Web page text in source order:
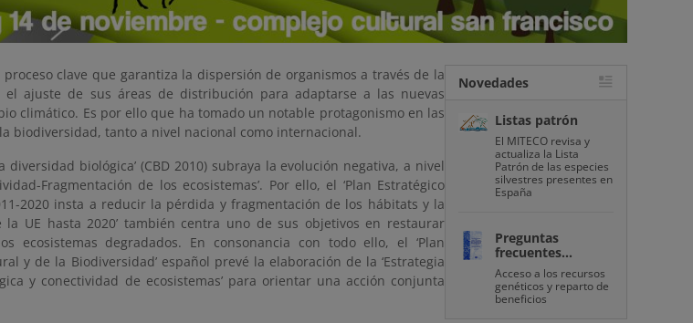
clave que garantiza la dispersión de organismos a través de la
ajuste de sus áreas de distribución para adaptarse a las nuevas
climático. Es por ello que ha tomado un notable protagonismo en las
biodiversidad, tanto a nivel nacional como internacional.
diversidad biológica’ (CBD 2010) subraya la evolución negativa, a nivel
Fragmentación de los ecosistemas’. Por ello, el ‘Plan Estratégico
2020 insta a reducir la pérdida y fragmentación de los hábitats y la
la UE hasta 2020’ también centra uno de sus objetivos en restaurar
ecosistemas degradados. En consonancia con todo ello, el ‘Plan
y de la Biodiversidad’ español prevé la elaboración de la ‘Estrategia
y conectividad de ecosistemas’ para orientar una acción conjunta
Novedades
Listas patrón
El MITECO revisa y
actualiza la Lista
Patrón de las especies
silvestres presentes en
España
Preguntas
frecuentes...
Acceso a los recursos
genéticos y reparto de
beneficios